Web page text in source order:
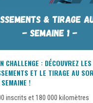
CHALLENGE : DÉCOUVREZ LES
ET LE TIRAGE AU
SEMAINE !
inscrits et 180 000 kilomètres